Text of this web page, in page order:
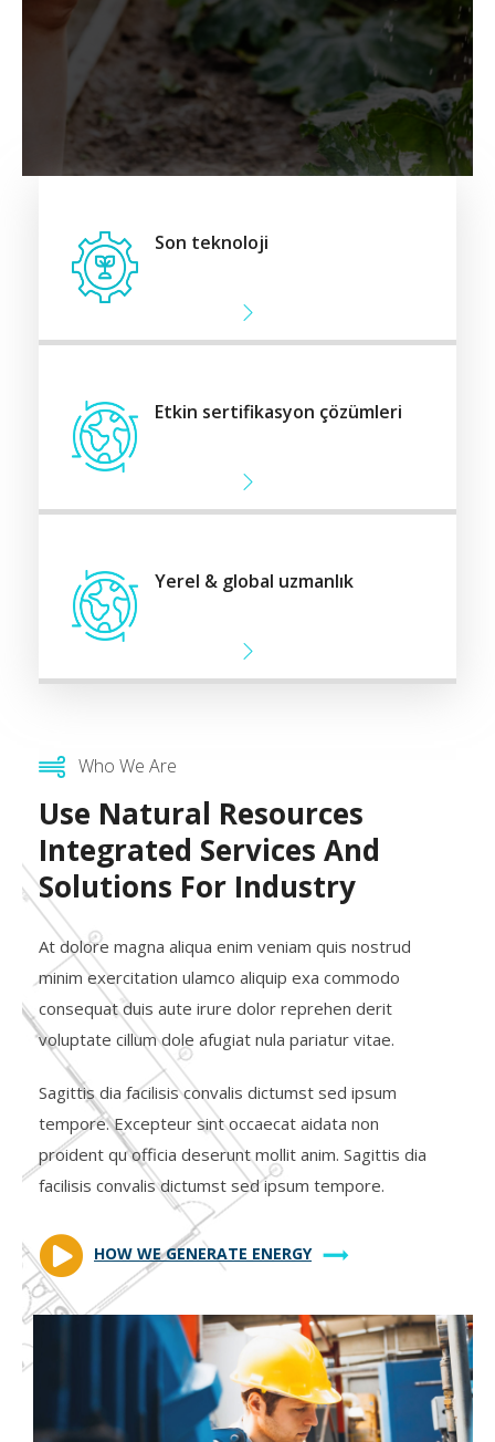
Son teknoloji
Etkin sertifikasyon çözümleri
Yerel & global uzmanlık
Who We Are
Use Natural Resources
Integrated Services And
Solutions For Industry
At dolore magna aliqua enim veniam quis nostrud
minim exercitation ulamco aliquip exa commodo
consequat duis aute irure dolor reprehen derit
voluptate cillum dole afugiat nula pariatur vitae.
Sagittis dia facilisis convalis dictumst sed ipsum
tempore. Excepteur sint occaecat aidata non
proident qu officia deserunt mollit anim. Sagittis dia
facilisis convalis dictumst sed ipsum tempore.
HOW WE GENERATE ENERGY